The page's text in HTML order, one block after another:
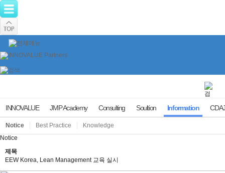
INNOVALUE JMP Academy Consulting Soultion Information
Notice Best Practice
Knowledge
Notice
제목
EEW Korea, Lean Management 교육 실시